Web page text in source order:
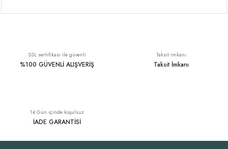
SSL sertifikası ile güvenli
%100 GÜVENLİ ALIŞVERİŞ
Taksit imkanı
Taksit İmkanı
14 Gün içinde koşulsuz
İADE GARANTİSİ